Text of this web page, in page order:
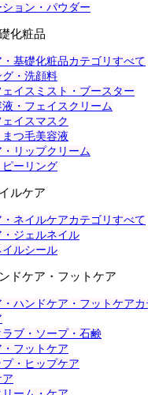
ョン・パウダー
化粧品
基礎化粧品カテゴリすべて
・洗顔料
イスミスト・ブースター
・フェイスクリーム
イスマスク
つ毛美容液
・リップクリーム
ーリング
ルケア
ネイルケアカテゴリすべて
ジェルネイル
ルシール
ドケア・フットケア
ハンドケア・フットケア
ブ・ソープ・石鹸
フットケア
・ヒップケア